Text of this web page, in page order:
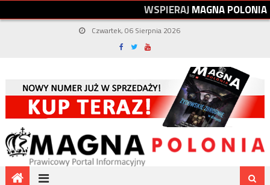
WSPIERAJMAGNAPOLONIA
Czwartek, 06 Sierpnia 2026